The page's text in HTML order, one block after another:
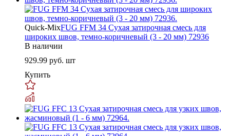
Quick-MixFUG FFM 34 Сухая затирочная смесь для
широких швов, темно-коричневый (3 - 20 мм) 72936
В наличии
929.99 руб. шт
Купить